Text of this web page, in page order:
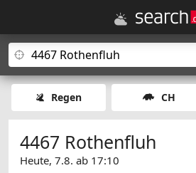
Regen CH
4467 Rothenfluh
Heute, 7.8. ab 17:10